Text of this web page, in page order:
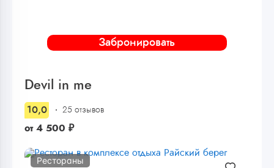
Забронировать
Devil in me
10,0 25 отзывов
от 4 500 ₽
Рестораны